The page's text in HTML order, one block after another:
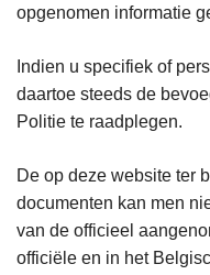
opgenomen informatie
Indien u specifiek of
daartoe steeds de
Politie te raadplegen.
De op deze website ter
documenten kan men
van de officieel
officiële en in het